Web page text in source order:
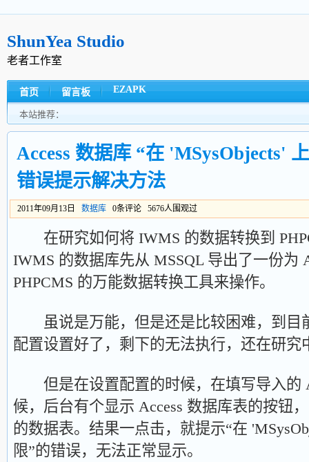
ShunYea Studio
老者工作室
首页 留言板 EZAPK
本站推荐：
Access 数据库 “在 'MSysObjects'
错误提示解决方法
2011年09月13日 数据库 0条评论 5676人围观过
在研究如何将 IWMS 的数据转换到
IWMS 的数据库先从 MSSQL 导出了一份为
PHPCMS 的万能数据转换工具来操作。
虽说是万能，但是还是比较困难，到目
配置设置好了，剩下的无法执行，还在研究
但是在设置配置的时候，在填写导入的
候，后台有个显示 Access 数据库表的按钮
的数据表。结果一点击，就提示“在
限”的错误，无法正常显示。